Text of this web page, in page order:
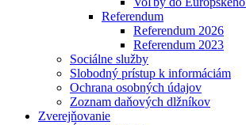
Referendum
Referendum 2026
Referendum 2023
Sociálne služby
Slobodný prístup k informáciám
Ochrana osobných údajov
Zoznam daňových dlžníkov
Zverejňovanie